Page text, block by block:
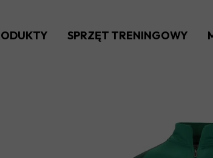
SPRZĘT TRENINGOWY